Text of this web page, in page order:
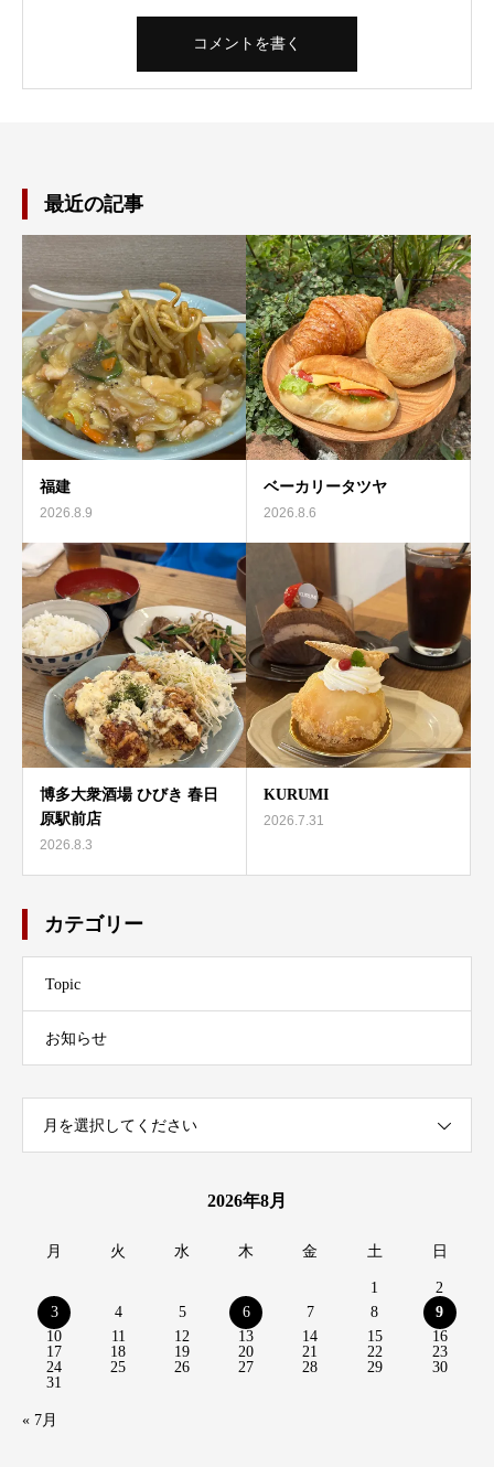
最近の記事
福建
2026.8.9
ベーカリータツヤ
2026.8.6
博多大衆酒場 ひびき 春日
原駅前店
2026.8.3
KURUMI
2026.7.31
カテゴリー
Topic
お知らせ
月を選択してください
2026年8月
月 火 水 木 金 土 日
1
2
3
4 5 6 7 8
9
10
11 12 13 14 15
16
17
18 19 20 21 22
23
24
25 26 27 28 29
30
31
« 7月